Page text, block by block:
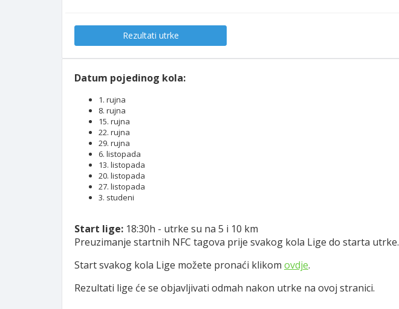
Rezultati utrke
Datum pojedinog kola:
1. rujna
8. rujna
15. rujna
22. rujna
29. rujna
6. listopada
13. listopada
20. listopada
27. listopada
3. studeni
Start lige: 18:30h - utrke su na 5 i 10 km
Preuzimanje startnih NFC tagova prije svakog kola Lige do starta utrke.
Start svakog kola Lige možete pronaći klikom ovdje.
Rezultati lige će se objavljivati odmah nakon utrke na ovoj stranici.